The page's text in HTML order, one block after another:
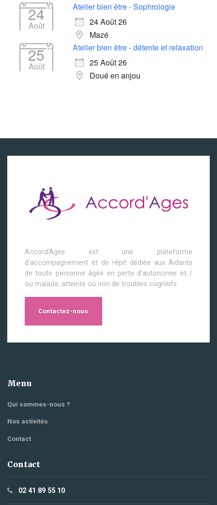
24
Août
Atelier bien être - Sophrologie
24 Août 26
Mazé
25
Août
Atelier bien être - détente et relaxation
25 Août 26
Doué en anjou
Accord'Ages est une plateforme
d'accompagnement et de répit dédiée aux Aidants
de toute personne âgée en perte d'autonomie et /
ou malade, atteinte ou non de troubles cognitifs.
Contactez-nous
Menu
Qui sommes-nous ?
Nos activités
Contact
Contact
02 41 89 55 10